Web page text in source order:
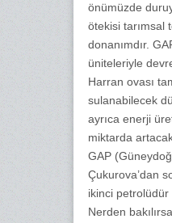
önümüzde
ötekisi tarımsal
donanımdır.
üniteleriyle
Harran ovası
sulanabilecek
ayrıca enerji
miktarda
GAP
Çukurova’dan
ikinci petrolüdür
Nerden bakılırsa